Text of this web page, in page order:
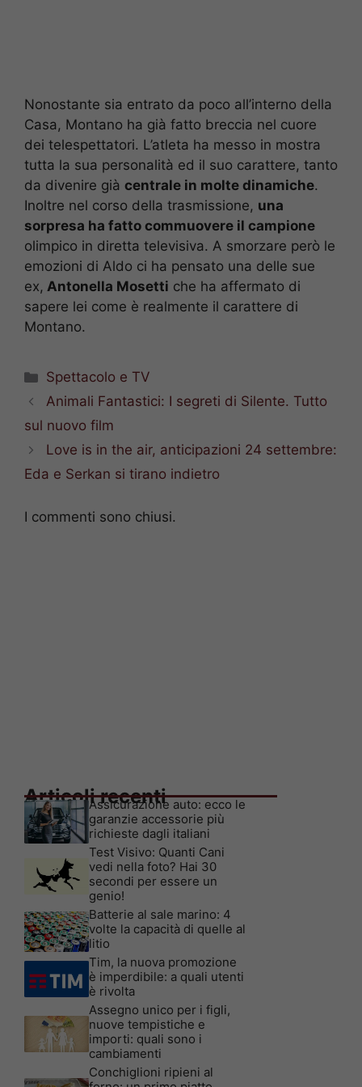
Nonostante sia entrato da poco all’interno della
Casa, Montano ha già fatto breccia nel cuore
dei telespettatori. L’atleta ha messo in mostra
tutta la sua personalità ed il suo carattere, tanto
da divenire già centrale in molte dinamiche.
Inoltre nel corso della trasmissione, una
sorpresa ha fatto commuovere il campione
olimpico in diretta televisiva. A smorzare però le
emozioni di Aldo ci ha pensato una delle sue
ex, Antonella Mosetti che ha affermato di
sapere lei come è realmente il carattere di
Montano.
Categorie
Spettacolo e TV
Animali Fantastici: I segreti di Silente. Tutto
sul nuovo film
Love is in the air, anticipazioni 24 settembre:
Eda e Serkan si tirano indietro
I commenti sono chiusi.
Articoli recenti
Assicurazione auto: ecco le
garanzie accessorie più
richieste dagli italiani
Test Visivo: Quanti Cani
vedi nella foto? Hai 30
secondi per essere un
genio!
Batterie al sale marino: 4
volte la capacità di quelle al
litio
Tim, la nuova promozione
è imperdibile: a quali utenti
è rivolta
Assegno unico per i figli,
nuove tempistiche e
importi: quali sono i
cambiamenti
Conchiglioni ripieni al